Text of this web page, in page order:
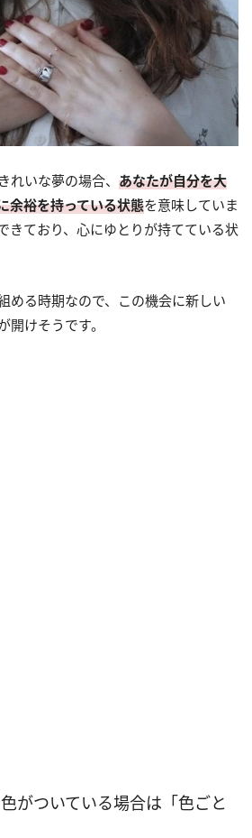
れいな夢の場合、 あなたが自分を大
余裕を持っている状態を意味していま
きており、心にゆとりが持てている状
める時期なので、この機会に新しい
開けそうです。
がついている場合は「色ごと